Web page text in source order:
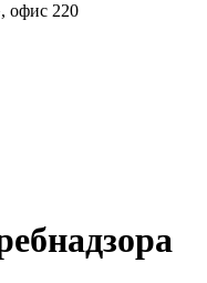
офис 220